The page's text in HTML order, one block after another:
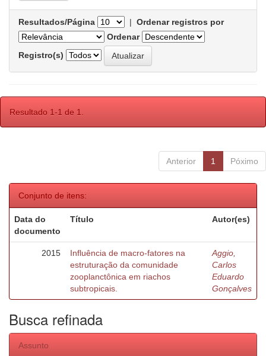
Resultados/Página | Ordenar registros por
Ordenar
Registro(s)
Resultado 1-1 de 1.
Anterior 1 Póximo
Conjunto de itens:
Data do
documento
Título Autor(es)
2015
Influência de macro-fatores na
estruturação da comunidade
zooplanctônica em riachos
subtropicais.
Aggio,
Carlos
Eduardo
Gonçalves
Busca refinada
Assunto